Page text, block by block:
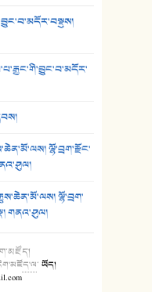
ལྷོ་བྲག་རྫོང་
ལྷོ་བྲག་
གནའ་ཤུལ།
་ ཡོད།